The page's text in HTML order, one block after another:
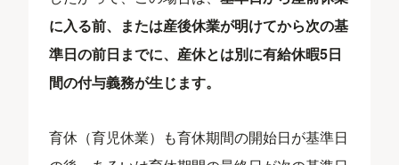
に入る前、または産後休業が明けてから次の基
準日の前日までに、産休とは別に有給休暇5日
間の付与義務が生じます。
育休（育児休業）も育休期間の開始日が基準日